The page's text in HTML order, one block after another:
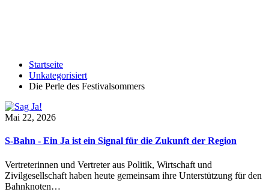
Startseite
Unkategorisiert
Die Perle des Festivalsommers
Mai 22, 2026
S-Bahn - Ein Ja ist ein Signal für die Zukunft der Region
Vertreterinnen und Vertreter aus Politik, Wirtschaft und
Zivilgesellschaft haben heute gemeinsam ihre Unterstützung für den
Bahnknoten…